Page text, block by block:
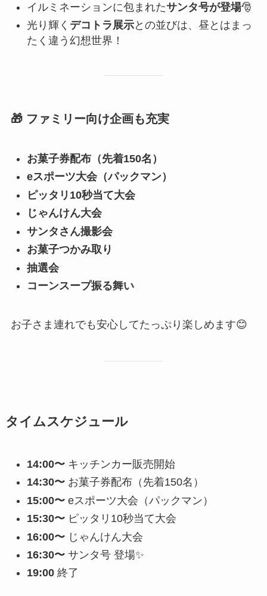
イルミネーションに包まれたサンタ号が登場🎅
光り輝く デコトラ展示との並びは、昼とはまっ
たく違う幻想世界！
🎁 ファミリー向け企画も充実
お菓子券配布（先着150名）
eスポーツ大会（パックマン）
ピッタリ10秒当て大会
じゃんけん大会
サンタさん撮影会
お菓子つかみ取り
抽選会
コーンスープ振る舞い
お子さま連れでも安心してたっぷり楽しめます😊
タイムスケジュール
14:00〜キッチンカー販売開始
14:30〜お菓子券配布（先着150名）
15:00〜eスポーツ大会（パックマン）
15:30〜ピッタリ10秒当て大会
16:00〜じゃんけん大会
16:30〜サンタ号 登場✨
19:00終了